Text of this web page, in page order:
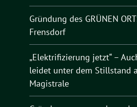
Gründung des GRÜNEN
Frensdorf
„Elektrifizierung jetzt“ –
leidet unter dem Stillstand
Magistrale